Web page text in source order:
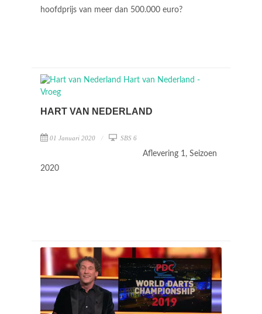
hoofdprijs van meer dan 500.000 euro?
HART VAN NEDERLAND
01 Januari 2020 SBS 6
Aflevering 1, Seizoen
2020